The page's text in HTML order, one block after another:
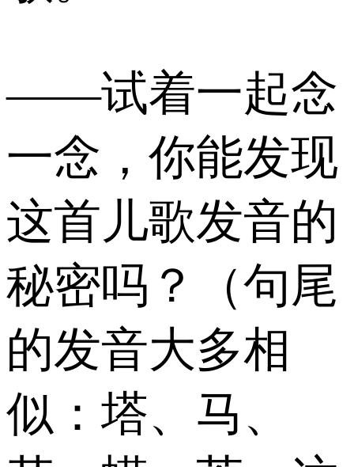
——试着一起念
一念，你能发现
这首儿歌发音的
秘密吗？（句尾
的发音大多相
似：塔、马、